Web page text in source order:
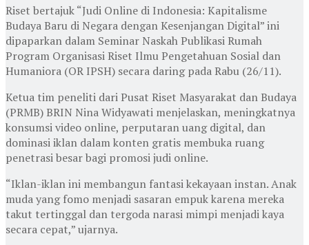
Riset bertajuk “Judi Online di Indonesia: Kapitalisme
Budaya Baru di Negara dengan Kesenjangan Digital” ini
dipaparkan dalam Seminar Naskah Publikasi Rumah
Program Organisasi Riset Ilmu Pengetahuan Sosial dan
Humaniora (OR IPSH) secara daring pada Rabu (26/11).
Ketua tim peneliti dari Pusat Riset Masyarakat dan Budaya
(PRMB) BRIN Nina Widyawati menjelaskan, meningkatnya
konsumsi video online, perputaran uang digital, dan
dominasi iklan dalam konten gratis membuka ruang
penetrasi besar bagi promosi judi online.
“Iklan-iklan ini membangun fantasi kekayaan instan. Anak
muda yang fomo menjadi sasaran empuk karena mereka
takut tertinggal dan tergoda narasi mimpi menjadi kaya
secara cepat,” ujarnya.